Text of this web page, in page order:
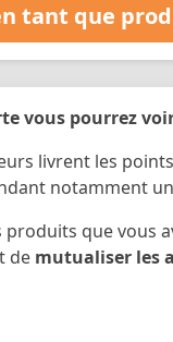
tant que
vous pourrez
livrent les
notamment
produits que vous
de mutualiser les